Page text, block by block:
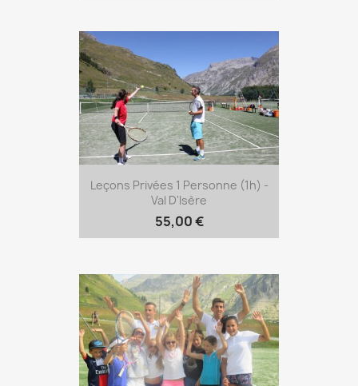
Leçons Privées 1 Personne (1h) -
Val D'Isère
55,00 €